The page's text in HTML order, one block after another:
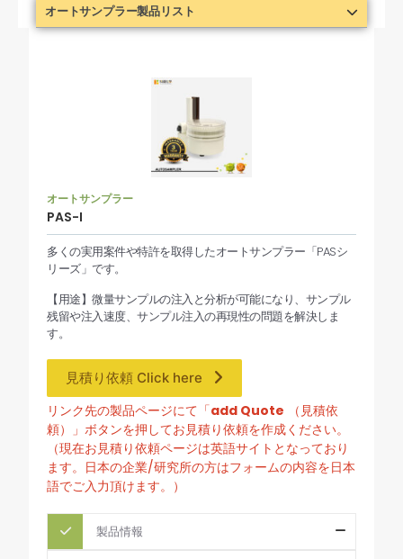
オートサンプラー製品リスト
オートサンプラー
PAS-I
多くの実用案件や特許を取得したオートサンプラー「PASシ
リーズ」です。
【用途】微量サンプルの注入と分析が可能になり、サンプル
残留や注入速度、サンプル注入の再現性の問題を解決しま
す。
見積り依頼 Click here
リンク先の製品ページにて「add Quote （見積依
頼）」ボタンを押してお見積り依頼を作成ください。
（現在お見積り依頼ページは英語サイトとなっており
ます。日本の企業/研究所の方はフォームの内容を日本
語でご入力頂けます。）
製品情報